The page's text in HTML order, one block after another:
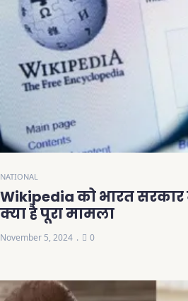
NATIONAL
Wikipedia को भारत
क्या है पूरा मामला
November 5, 2024 0